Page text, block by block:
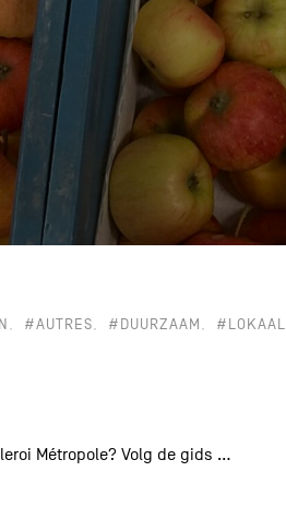
#AUTRES #DUURZAAM #LOKAAL
Métropole? Volg de gids …